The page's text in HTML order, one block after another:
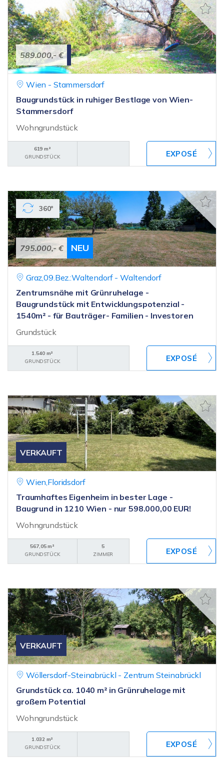
589.000,- €
Wien - Stammersdorf
Baugrundstück in ruhiger Bestlage von Wien-
Stammersdorf
Wohngrundstück
619 m²
GRUNDSTÜCK
795.000,- € NEU
360°
Graz,09.Bez.:Waltendorf - Waltendorf
Zentrumsnähe mit Grünruhelage -
Baugrundstück mit Entwicklungspotenzial -
1540m² - für Bauträger- Familien - Investoren
Grundstück
1.540 m²
GRUNDSTÜCK
VERKAUFT
Wien,Floridsdorf
Traumhaftes Eigenheim in bester Lage -
Baugrund in 1210 Wien - nur 598.000,00 EUR!
Wohngrundstück
567,05 m²
GRUNDSTÜCK
5
ZIMMER
VERKAUFT
Wöllersdorf-Steinabrückl - Zentrum Steinabrückl
Grundstück ca. 1040 m² in Grünruhelage mit
großem Potential
Wohngrundstück
1.032 m²
GRUNDSTÜCK